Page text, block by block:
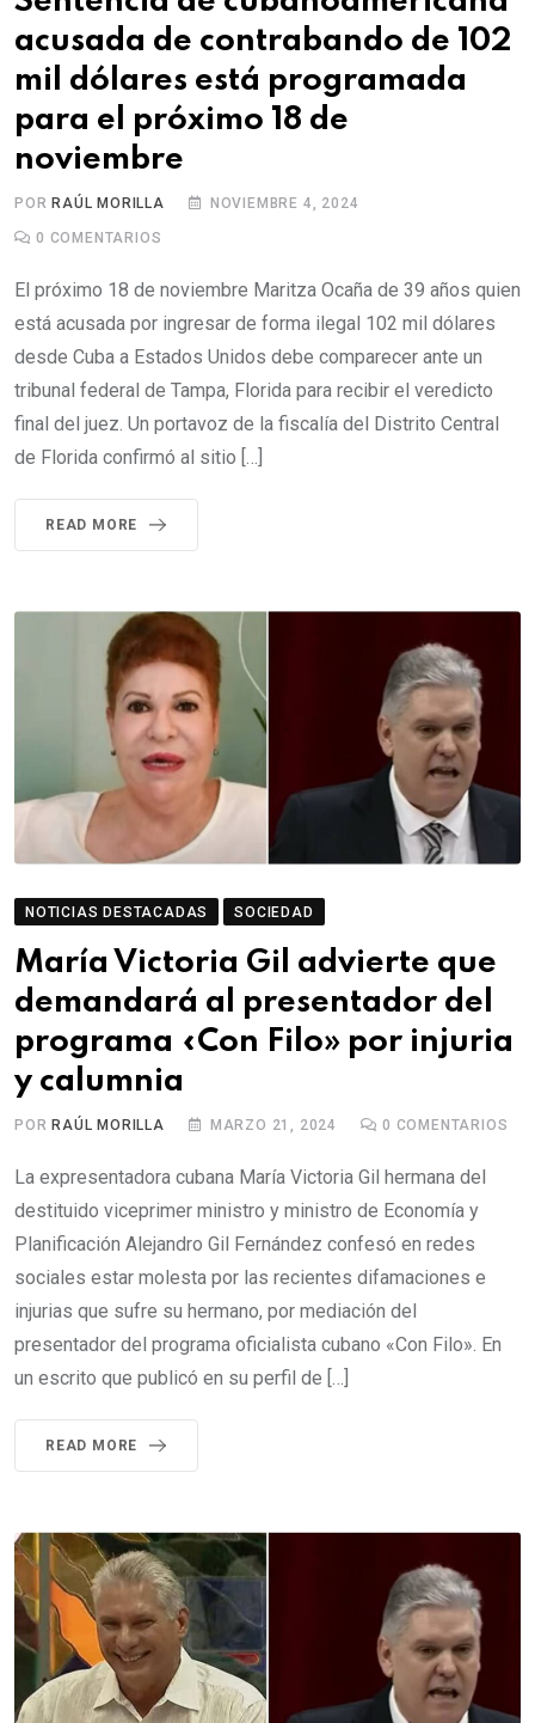
acusada de contrabando de 102
mil dólares está programada
para el próximo 18 de
noviembre
POR RAÚL MORILLA NOVIEMBRE 4, 2024
0 COMENTARIOS
El próximo 18 de noviembre Maritza Ocaña de 39 años quien
está acusada por ingresar de forma ilegal 102 mil dólares
desde Cuba a Estados Unidos debe comparecer ante un
tribunal federal de Tampa, Florida para recibir el veredicto
final del juez. Un portavoz de la fiscalía del Distrito Central
de Florida confirmó al sitio […]
READ MORE
NOTICIAS DESTACADAS SOCIEDAD
María Victoria Gil advierte que
demandará al presentador del
programa «Con Filo» por injuria
y calumnia
POR RAÚL MORILLA MARZO 21, 2024 0 COMENTARIOS
La expresentadora cubana María Victoria Gil hermana del
destituido viceprimer ministro y ministro de Economía y
Planificación Alejandro Gil Fernández confesó en redes
sociales estar molesta por las recientes difamaciones e
injurias que sufre su hermano, por mediación del
presentador del programa oficialista cubano «Con Filo». En
un escrito que publicó en su perfil de […]
READ MORE